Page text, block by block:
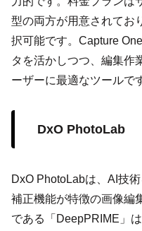
型の両方が用意されてお
択可能です。Capture
タを活かしつつ、編集作
ーザーに最適なツールで
DxO PhotoLab
DxO PhotoLabは、AI技
補正機能が特徴の画像編
である「DeepPRIME」